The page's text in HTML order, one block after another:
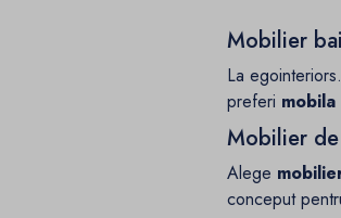
Mobilier
La
preferi
Mobilier
Alege
conceput